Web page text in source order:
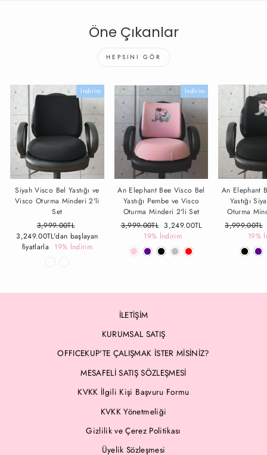
Öne Çıkanlar
HEPSINI GÖR
İndirim
Siyah Visco Bel Yastığı ve
Visco Oturma Minderi 2'li
Set
Fiyat
3,999.00TL
Fiyat
3,249.00TL'dan başlayan
fiyatlarla
19% İndirim
İndirim
An Elephant Bee Visco Bel
Yastığı Pembe ve Visco
Oturma Minderi 2'li Set
Fiyat
3,999.00TL İndirimli
Fiyat
3,249.00TL
19% İndirim
An Elephant
Yastığı
Oturma
Fiyat
3,999.00TL
19%
İLETİŞİM
KURUMSAL SATIŞ
OFFICEKUP'TE ÇALIŞMAK İSTER MİSİNİZ?
MESAFELİ SATIŞ SÖZLEŞMESİ
KVKK İlgili Kişi Başvuru Formu
KVKK Yönetmeliği
Gizlilik ve Çerez Politikası
Üyelik Sözleşmesi